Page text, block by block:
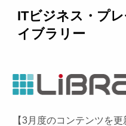
ITビジネス・プ
イブラリー
【3月度のコンテンツを更